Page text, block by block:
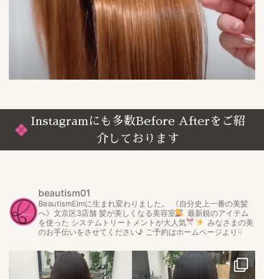
Instagramにも多数Before Afterをご紹
介しております
beautism01
BeautismElmに生まれ変わりました。
《自分史上一番の美髪
へ》文京区3店舗 髪が美しくなる美容室
最新鋭のアイテム
を使った システムトリートメントが大人気
みなさまの美
のお手伝いをさせてください♪ ご予約はホームページより☟